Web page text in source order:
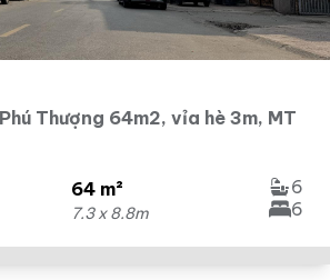
Thượng 64m2, vỉa hè 3m, MT
64 m²
7.3 x 8.8m
6
6